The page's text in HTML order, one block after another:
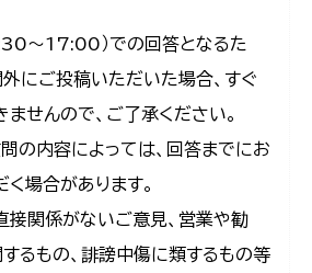
〜17:00）での回答となるた
外にご投稿いただいた場合、すぐ
せんので、ご了承ください。
問の内容によっては、回答までにお
場合があります。
接関係がないご意見、営業や勧
るもの、誹謗中傷に類するもの等